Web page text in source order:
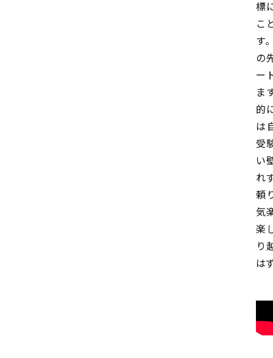
標
こ
す
の
ー
ま
的
は
受
い
れ
頼
気
楽
り
は